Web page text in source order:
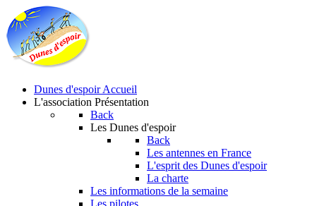
Dunes d'espoir Accueil
L'association Présentation
Back
Les Dunes d'espoir
Back
Les antennes en France
L'esprit des Dunes d'espoir
La charte
Les informations de la semaine
Les pilotes